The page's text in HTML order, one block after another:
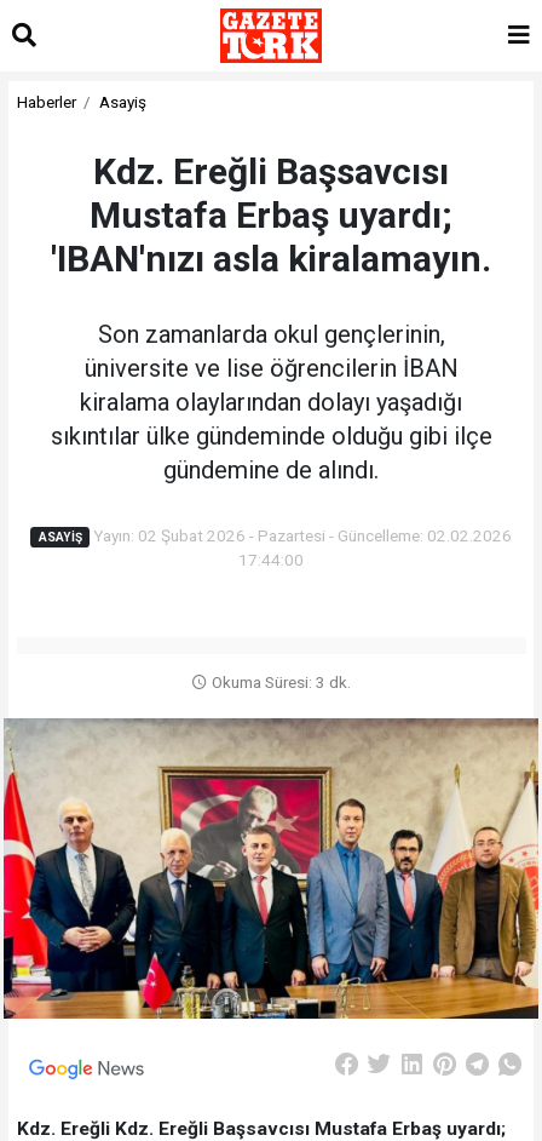
Haberler Asayiş
Kdz. Ereğli Başsavcısı
Mustafa Erbaş uyardı;
'IBAN'nızı asla kiralamayın.
Son zamanlarda okul gençlerinin,
üniversite ve lise öğrencilerin İBAN
kiralama olaylarından dolayı yaşadığı
sıkıntılar ülke gündeminde olduğu gibi ilçe
gündemine de alındı.
ASAYIŞ
Yayın: 02 Şubat 2026 - Pazartesi - Güncelleme: 02.02.2026
17:44:00
Okuma Süresi: 3 dk.
Kdz. Ereğli Kdz. Ereğli Başsavcısı Mustafa Erbaş uyardı;